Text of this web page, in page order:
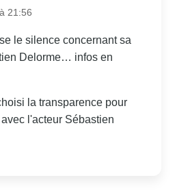
21:56
le silence concernant sa
Delorme… infos en
la transparence pour
l'acteur Sébastien